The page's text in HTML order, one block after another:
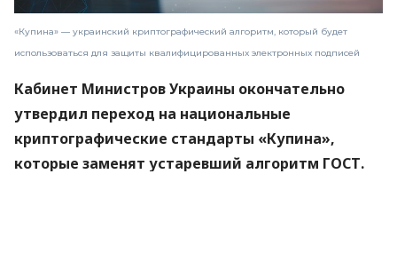
«Купина» — украинский криптографический алгоритм, который будет
использоваться для защиты квалифицированных электронных подписей
Кабинет Министров Украины окончательно
утвердил переход на национальные
криптографические стандарты «Купина»,
которые заменят устаревший алгоритм ГОСТ.